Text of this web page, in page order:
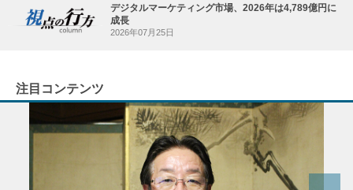
デジタルマーケティング市場、2026年は4,789億円に
成長
2026年07月25日
注目コンテンツ